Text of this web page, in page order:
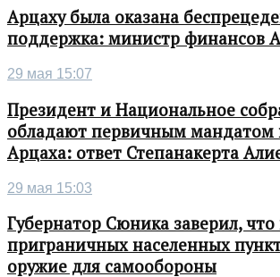
Арцаху была оказана
поддержка: министр финансов
29 мая 15:07
Президент и Национальное
обладают первичным мандатом
Арцаха: ответ Степанакерта
29 мая 15:03
Губернатор Сюника заверил, что
приграничных населенных
оружие для самообороны